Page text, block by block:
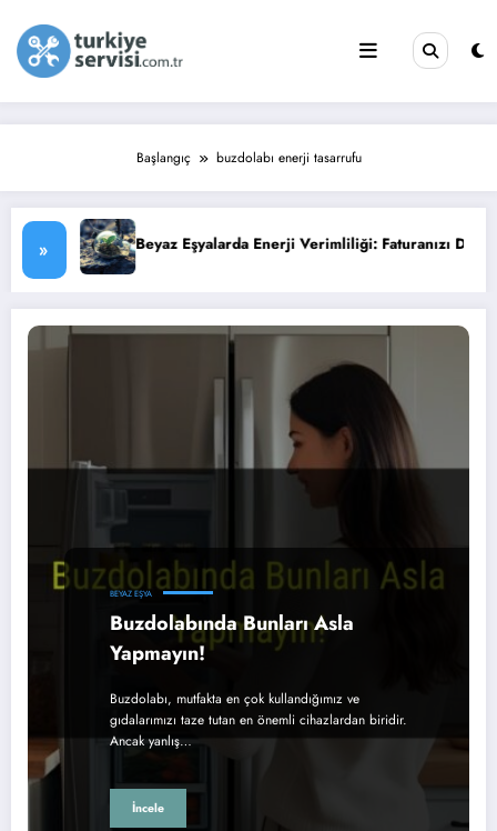
Başlangıç buzdolabı enerji tasarrufu
»
Beyaz Eşyalarda Enerji Verimliliği: Faturanızı Düşürün
BEYAZ EŞYA
Buzdolabında Bunları Asla
Yapmayın!
Buzdolabı, mutfakta en çok kullandığımız ve
gıdalarımızı taze tutan en önemli cihazlardan biridir.
Ancak yanlış…
İncele